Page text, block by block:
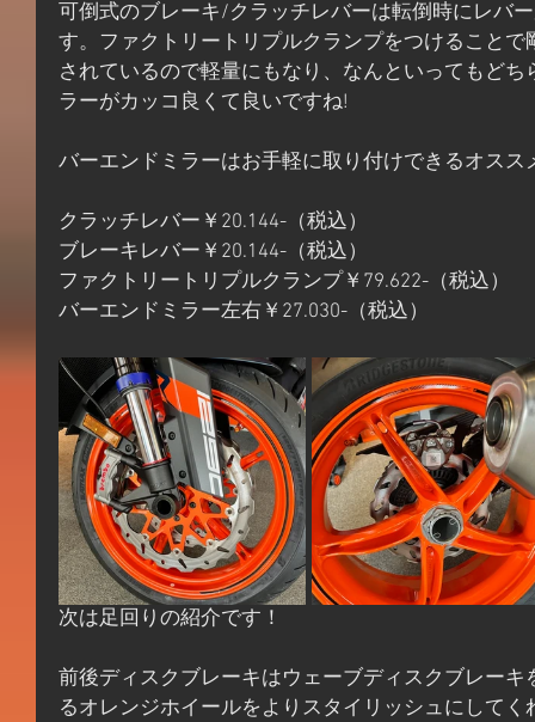
可倒式のブレーキ/クラッチレバーは転倒時にレバ
す。ファクトリートリプルクランプをつけること
されているので軽量にもなり、なんといってもど
ラーがカッコ良くて良いですね!
バーエンドミラーはお手軽に取り付けできるオスス
クラッチレバー￥20.144-（税込）
ブレーキレバー￥20.144-（税込）
ファクトリートリプルクランプ￥79.622-（税込）
バーエンドミラー左右￥27.030-（税込）
次は足回りの紹介です！
前後ディスクブレーキはウェーブディスクブレー
るオレンジホイールをよりスタイリッシュにしてく